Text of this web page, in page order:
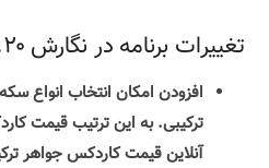
تغییرات برنامه در نگارش ۸.۱۳۹۹.۱۴۲۶.۲۰
افزودن امکان انتخاب انواع
ترکیبی. به این ترتیب قیمت
آنلاین قیمت کاردکس جواهر